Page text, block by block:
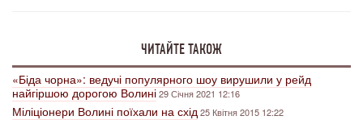
ЧИТАЙТЕ ТАКОЖ
«Біда чорна»: ведучі популярного шоу вирушили у рейд
найгіршою дорогою Волині29 Січня 2021 12:16
Міліціонери Волині поїхали на схід 25 Квітня 2015 12:22